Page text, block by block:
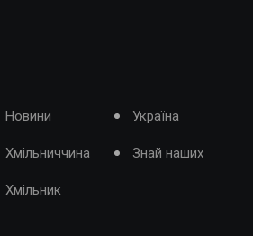
Новини Україна
Хмільниччина Знай наших
Хмільник